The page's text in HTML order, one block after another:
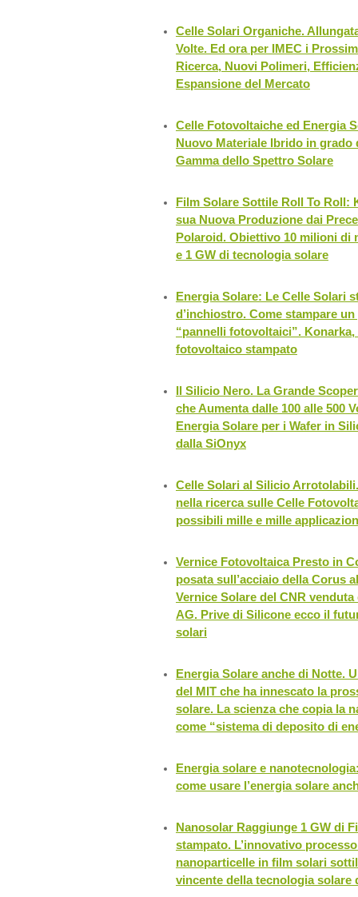
Celle Solari Organiche.
Volte. Ed ora per IMEC i
Ricerca, Nuovi Polimeri,
Espansione del Mercato
Celle Fotovoltaiche ed Energia
Nuovo Materiale Ibrido in grado
Gamma dello Spettro Solare
Film Solare Sottile Roll To Roll:
sua Nuova Produzione dai
Polaroid. Obiettivo 10 milioni di
e 1 GW di tecnologia solare
Energia Solare: Le Celle Solari
d’inchiostro. Come stampare
“pannelli fotovoltaici”.
fotovoltaico stampato
Il Silicio Nero. La Grande
che Aumenta dalle 100 alle 500
Energia Solare per i Wafer in
dalla SiOnyx
Celle Solari al Silicio
nella ricerca sulle Celle
possibili mille e mille
Vernice Fotovoltaica Presto in
posata sull’acciaio della Corus
Vernice Solare del CNR
AG. Prive di Silicone ecco il
solari
Energia Solare anche di Notte.
del MIT che ha innescato la
solare. La scienza che copia la
come “sistema di deposito di
Energia solare e
come usare l’energia solare
Nanosolar Raggiunge 1 GW di
stampato. L’innovativo
nanoparticelle in film solari
vincente della tecnologia solare